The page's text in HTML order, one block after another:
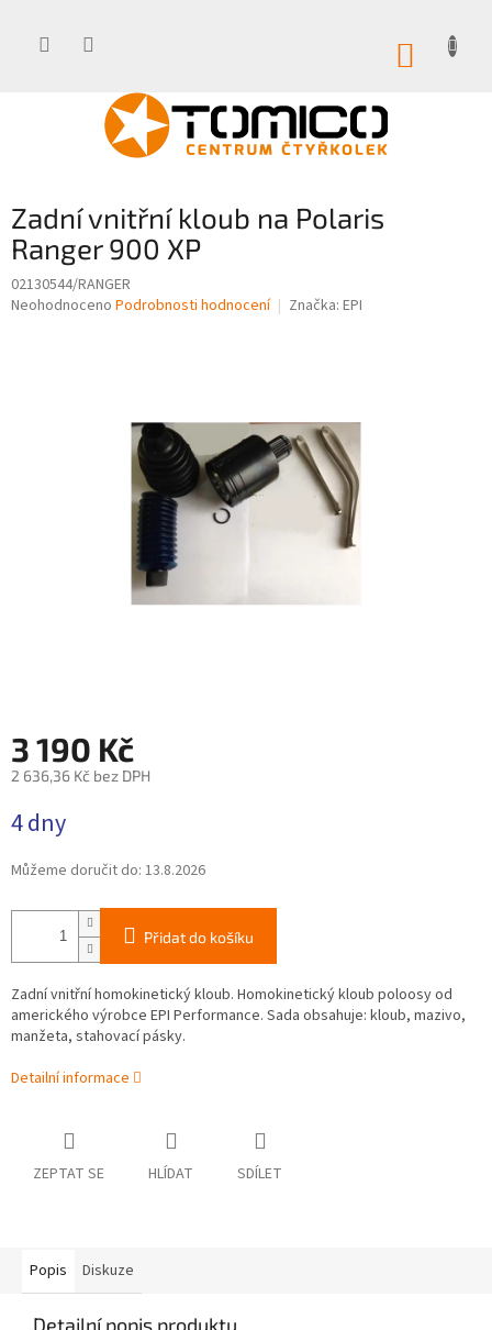
Zadní vnitřní kloub na Polaris
Ranger 900 XP
02130544/RANGER
Průměrné
Neohodnoceno Podrobnosti hodnocení Značka: EPI
3 190 Kč
2 636,36 Kč bez DPH
cena:
4 dny
Můžeme doručit do: 13.8.2026
Přidat do košíku
Zadní vnitřní homokinetický kloub. Homokinetický kloub poloosy od
amerického výrobce EPI Performance. Sada obsahuje: kloub, mazivo,
manžeta, stahovací pásky.
Detailní informace
ZEPTAT SE HLÍDAT SDÍLET
Popis Diskuze
Detailní popis produktu